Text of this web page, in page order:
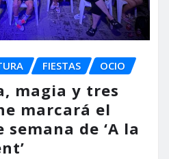
FIESTAS OCIO
magia y tres
marcará el
de ‘A la